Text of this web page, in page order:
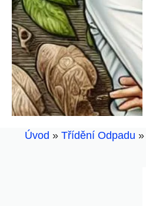
Úvod » Třídění Odpadu »